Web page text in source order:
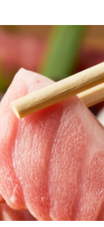
。 手作りの味噌汁とおに